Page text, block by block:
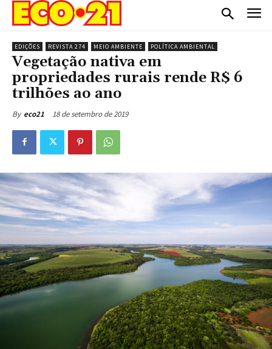
EDIÇÕES REVISTA 274 MEIO AMBIENTE POLÍTICA AMBIENTAL
Vegetação nativa em
propriedades rurais rende R$ 6
trilhões ao ano
By eco21 18 de setembro de 2019